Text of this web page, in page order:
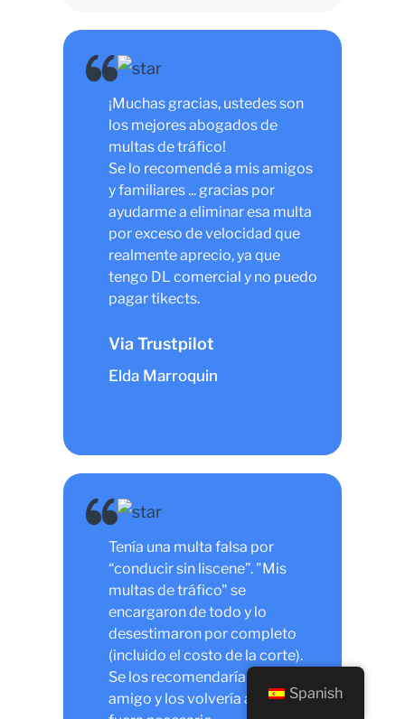
¡Muchas gracias, ustedes son
los mejores abogados de
multas de tráfico!
Se lo recomendé a mis amigos
y familiares ... gracias por
ayudarme a eliminar esa multa
por exceso de velocidad que
realmente aprecio, ya que
tengo DL comercial y no puedo
pagar tikects.
Via Trustpilot
Elda Marroquin
Tenía una multa falsa por
“conducir sin liscene”. "Mis
multas de tráfico" se
encargaron de todo y lo
desestimaron por completo
(incluido el costo de la corte).
Se los recomendaría a un
amigo y los volvería a usar siSpanish